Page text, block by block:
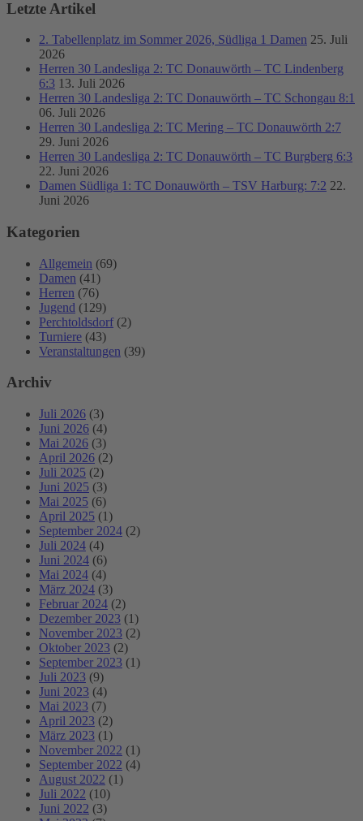
Letzte Artikel
2. Tabellenplatz im Sommer 2026, Südliga 1 Damen 25. Juli
2026
Herren 30 Landesliga 2: TC Donauwörth – TC Lindenberg
6:3 13. Juli 2026
Herren 30 Landesliga 2: TC Donauwörth – TC Schongau 8:1
06. Juli 2026
Herren 30 Landesliga 2: TC Mering – TC Donauwörth 2:7
29. Juni 2026
Herren 30 Landesliga 2: TC Donauwörth – TC Burgberg 6:3
22. Juni 2026
Damen Südliga 1: TC Donauwörth – TSV Harburg: 7:2 22.
Juni 2026
Kategorien
Allgemein (69)
Damen (41)
Herren (76)
Jugend (129)
Perchtoldsdorf (2)
Turniere (43)
Veranstaltungen (39)
Archiv
Juli 2026 (3)
Juni 2026 (4)
Mai 2026 (3)
April 2026 (2)
Juli 2025 (2)
Juni 2025 (3)
Mai 2025 (6)
April 2025 (1)
September 2024 (2)
Juli 2024 (4)
Juni 2024 (6)
Mai 2024 (4)
März 2024 (3)
Februar 2024 (2)
Dezember 2023 (1)
November 2023 (2)
Oktober 2023 (2)
September 2023 (1)
Juli 2023 (9)
Juni 2023 (4)
Mai 2023 (7)
April 2023 (2)
März 2023 (1)
November 2022 (1)
September 2022 (4)
August 2022 (1)
Juli 2022 (10)
Juni 2022 (3)